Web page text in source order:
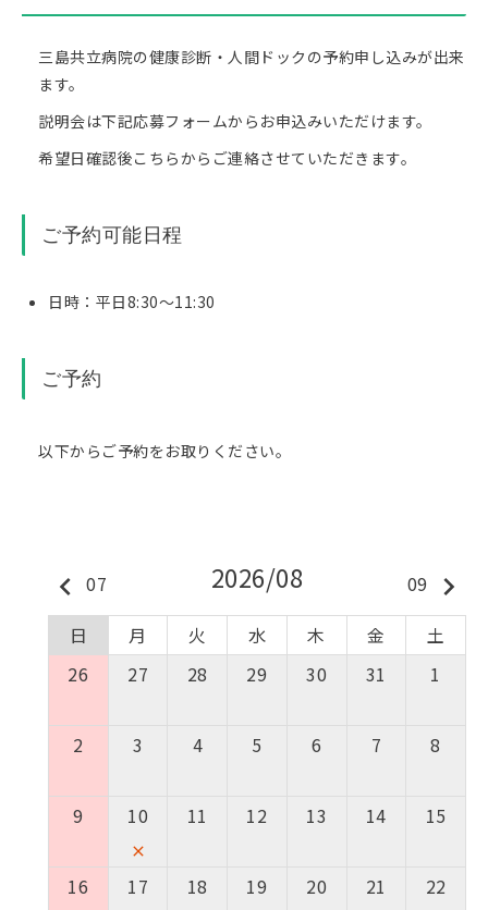
三島共立病院の健康診断・人間ドックの予約申し込みが出来
ます。
説明会は下記応募フォームからお申込みいただけます。
希望日確認後こちらからご連絡させていただきます。
ご予約可能日程
日時：平日8:30～11:30
ご予約
以下からご予約をお取りください。
keyboard_arrow_left 07 2026/08 09 keyboard_arrow_right
日 月 火 水 木 金
土
26
27 28 29 30 31 1
2 3 4 5 6 7 8
9 10
close
11 12 13 14 15
16 17 18 19 20 21 22